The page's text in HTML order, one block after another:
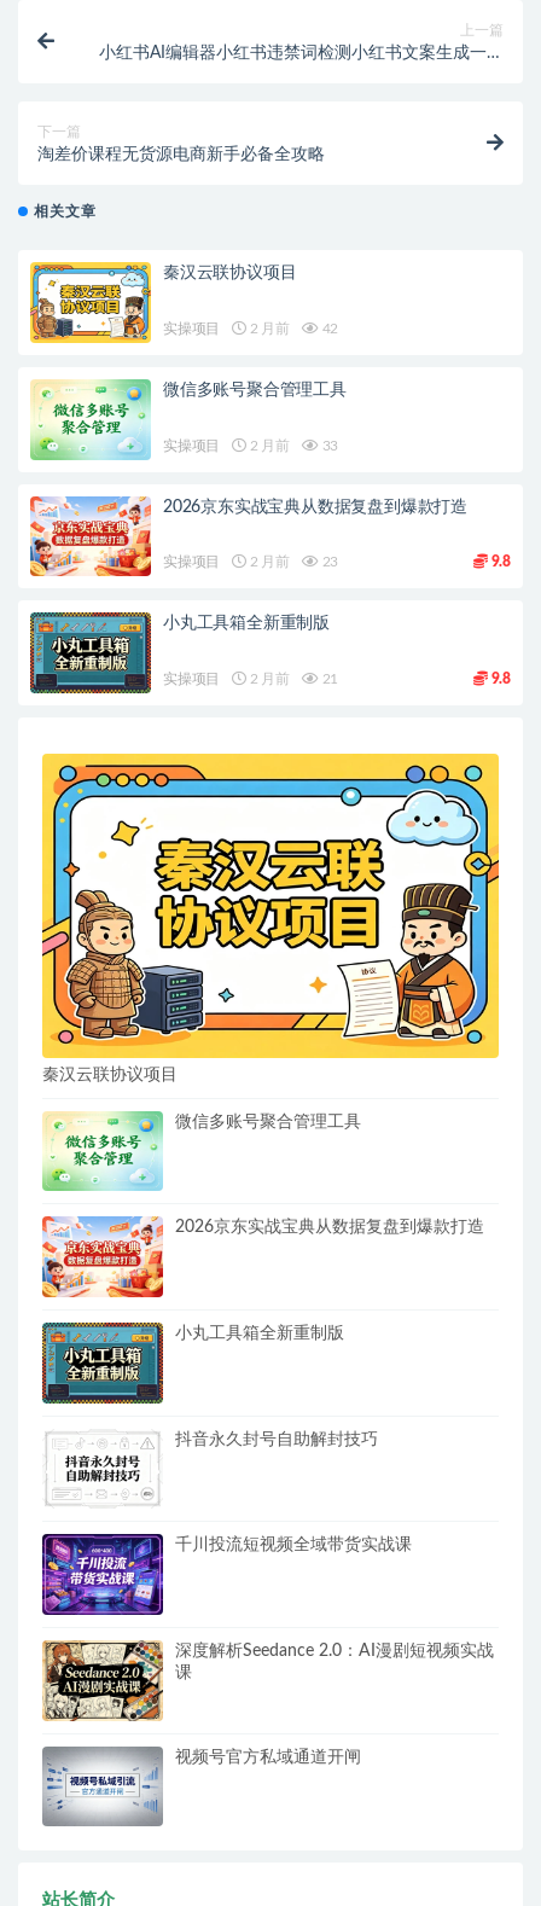
上一篇
小红书AI编辑器小红书违禁词检测小红书文案生成一站
下一篇
淘差价课程无货源电商新手必备全攻略
相关文章
秦汉云联协议项目
实操项目 2 月前 42
微信多账号聚合管理工具
实操项目 2 月前 33
2026京东实战宝典从数据复盘到爆款打造
实操项目 2 月前 23 9.8
小丸工具箱全新重制版
实操项目 2 月前 21 9.8
秦汉云联协议项目
微信多账号聚合管理工具
2026京东实战宝典从数据复盘到爆款打造
小丸工具箱全新重制版
抖音永久封号自助解封技巧
千川投流短视频全域带货实战课
深度解析Seedance 2.0：AI漫剧短视频实战
课
视频号官方私域通道开闸
站长简介